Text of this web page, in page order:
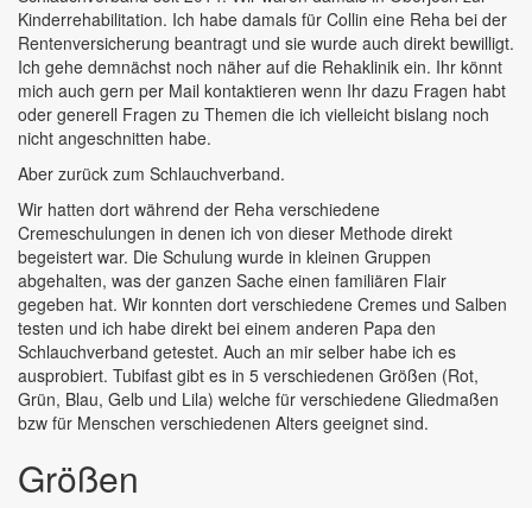
Kinderrehabilitation. Ich habe damals für Collin eine Reha bei der
Rentenversicherung beantragt und sie wurde auch direkt bewilligt.
Ich gehe demnächst noch näher auf die Rehaklinik ein. Ihr könnt
mich auch gern per Mail kontaktieren wenn Ihr dazu Fragen habt
oder generell Fragen zu Themen die ich vielleicht bislang noch
nicht angeschnitten habe.
Aber zurück zum Schlauchverband.
Wir hatten dort während der Reha verschiedene
Cremeschulungen in denen ich von dieser Methode direkt
begeistert war. Die Schulung wurde in kleinen Gruppen
abgehalten, was der ganzen Sache einen familiären Flair
gegeben hat. Wir konnten dort verschiedene Cremes und Salben
testen und ich habe direkt bei einem anderen Papa den
Schlauchverband getestet. Auch an mir selber habe ich es
ausprobiert. Tubifast gibt es in 5 verschiedenen Größen (Rot,
Grün, Blau, Gelb und Lila) welche für verschiedene Gliedmaßen
bzw für Menschen verschiedenen Alters geeignet sind.
Größen